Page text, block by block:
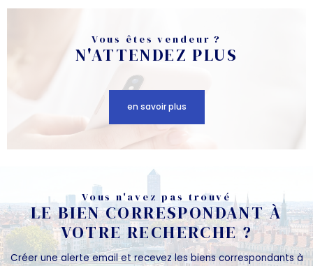
Vous êtes vendeur ?
N'ATTENDEZ PLUS
en savoir plus
Vous n'avez pas trouvé
LE BIEN CORRESPONDANT À
VOTRE RECHERCHE ?
Créer une alerte email et recevez les biens correspondants à